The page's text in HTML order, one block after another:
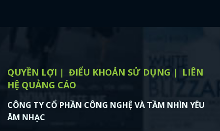
QUYỀN LỢI ĐIỂU KHOẢN SỬ DỤNG
LIÊN
HỆ QUẢNG CÁO
CÔNG TY CỔ PHẦN CÔNG NGHỆ VÀ TẦM NHÌN YÊU
ÂM NHẠC